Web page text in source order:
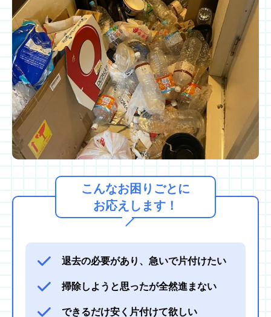
こんなお困りごとに
お応えします！
退去の必要があり、急いで片付けたい
掃除しようと思ったが全然進まない
できるだけ安く片付けて欲しい